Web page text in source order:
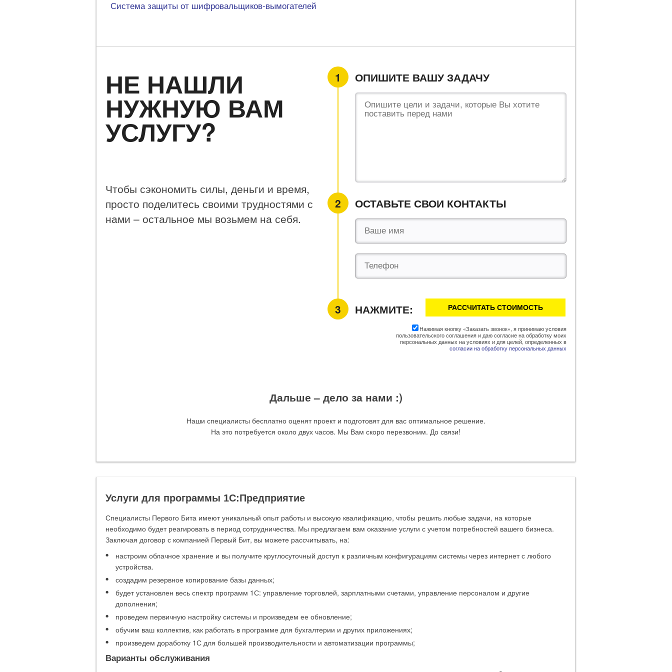
Система защиты от шифровальщиков-вымогателей
НЕ НАШЛИ
НУЖНУЮ ВАМ
УСЛУГУ?
Чтобы сэкономить силы, деньги и время,
просто поделитесь своими трудностями с
нами – остальное мы возьмем на себя.
ОПИШИТЕ ВАШУ ЗАДАЧУ
ОСТАВЬТЕ СВОИ КОНТАКТЫ
НАЖМИТЕ:
Нажимая кнопку «Заказать звонок», я принимаю условия
пользовательского соглашения и даю согласие на обработку моих
персональных данных на условиях и для целей, определенных в
согласии на обработку персональных данных
Дальше – дело за нами :)
Наши специалисты бесплатно оценят проект и подготовят для вас оптимальное решение.
На это потребуется около двух часов. Мы Вам скоро перезвоним. До связи!
Услуги для программы 1С:Предприятие
Специалисты Первого Бита имеют уникальный опыт работы и высокую квалификацию, чтобы решить любые задачи, на которые
необходимо будет реагировать в период сотрудничества. Мы предлагаем вам оказание услуги с учетом потребностей вашего бизнеса.
Заключая договор с компанией Первый Бит, вы можете рассчитывать, на:
настроим облачное хранение и вы получите круглосуточный доступ к различным конфигурациям системы через интернет с любого
устройства.
создадим резервное копирование базы данных;
будет установлен весь спектр программ 1С: управление торговлей, зарплатными счетами, управление персоналом и другие
дополнения;
проведем первичную настройку системы и произведем ее обновление;
обучим ваш коллектив, как работать в программе для бухгалтерии и других приложениях;
произведем доработку 1С для большей производительности и автоматизации программы;
Варианты обслуживания